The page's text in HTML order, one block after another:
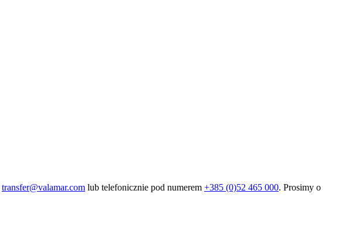
transfer@valamar.com lub telefonicznie pod numerem +385 (0)52 465 000. Prosimy o